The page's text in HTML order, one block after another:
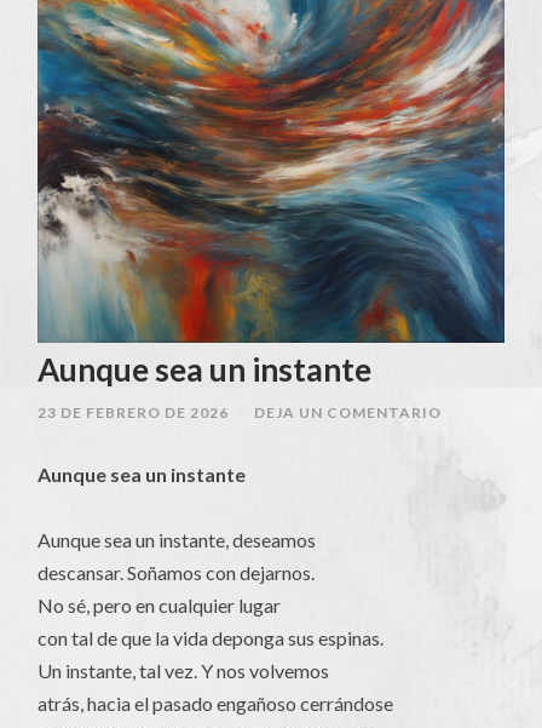
Aunque sea un instante
23 DE FEBRERO DE 2026 DEJA UN COMENTARIO
Aunque sea un instante
Aunque sea un instante, deseamos
descansar. Soñamos con dejarnos.
No sé, pero en cualquier lugar
con tal de que la vida deponga sus espinas.
Un instante, tal vez. Y nos volvemos
atrás, hacia el pasado engañoso cerrándose